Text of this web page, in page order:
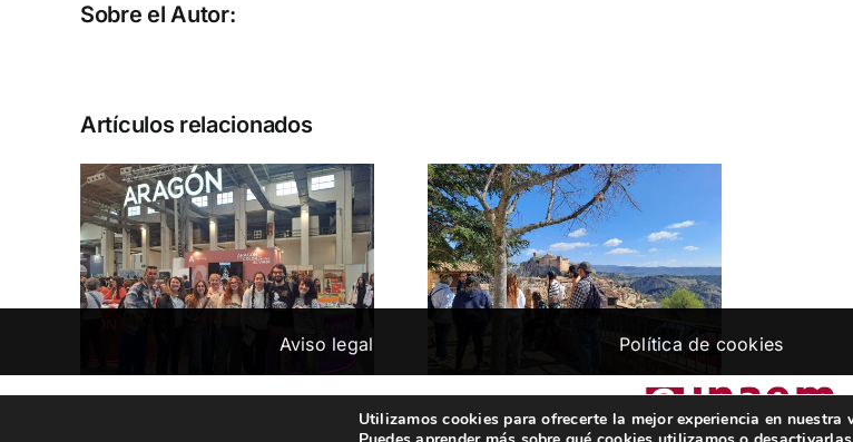
Sobre el Autor:
Artículos relacionados
Visita formativa en
Alquézar
Aviso legal Política de cookies
Utilizamos cookies para ofrecerte la mejor experiencia en nuestra